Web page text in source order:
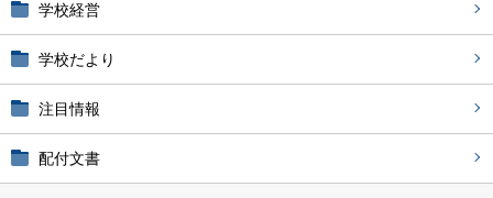
学校経営
学校だより
注目情報
配付文書